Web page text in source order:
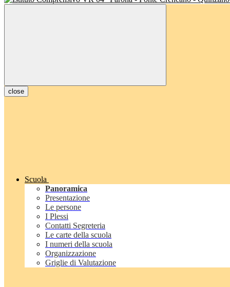
close
Scuola
Panoramica
Presentazione
Le persone
I Plessi
Contatti Segreteria
Le carte della scuola
I numeri della scuola
Organizzazione
Griglie di Valutazione